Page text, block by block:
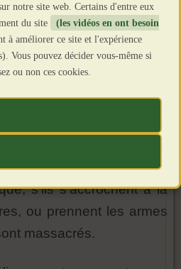
qui ont lancé
d’El-Aqsa » ont désigné le
israélien depuis
du sionisme séculier et
conduit au projet délirant
le Temple de Jérusalem.
les Palestiniens doivent
s’ils s’accrochent à la
ou prennent les armes
massacrés.
notre site web. Certains d'entre eux
du site
(les vidéos en ont besoin
à améliorer ce site et l'expérience
Vous pouvez décider vous-même si
ou non ces cookies.